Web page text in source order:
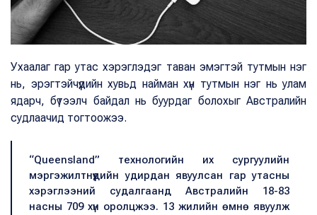
Ухаалаг гар утас хэрэглэдэг таван эмэгтэй тутмын нэг
нь, эрэгтэйчүүдийн хувьд найман хүн тутмын нэг нь улам
ядарч, бүтээлч байдал нь буурдаг болохыг Австралийн
судлаачид тогтоожээ.
“Queensland” технологийн их сургуулийн
мэргэжилтнүүдийн удирдан явуулсан гар утасны
хэрэглээний судалгаанд Австралийн 18-83
насны 709 хүн оролцжээ. 13 жилийн өмнө явуулж